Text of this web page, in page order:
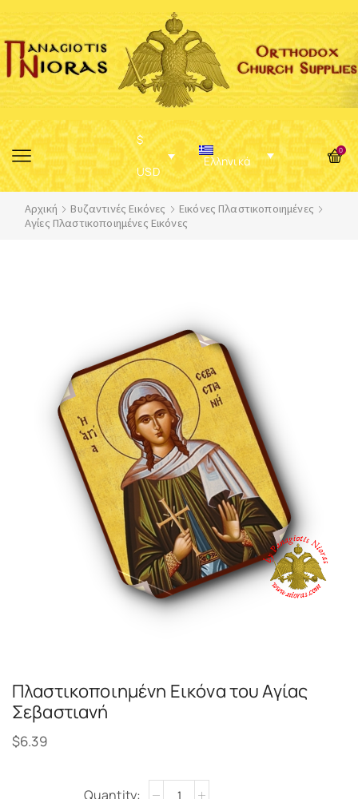
$
USD
Ελληνικά
0
Αρχική Βυζαντινές Εικόνες
Εικόνες Πλαστικοποιημένες
Αγίες Πλαστικοποιημένες Εικόνες
Πλαστικοποιημένη Εικόνα του Αγίας
Σεβαστιανή
$6.39
Alternative: